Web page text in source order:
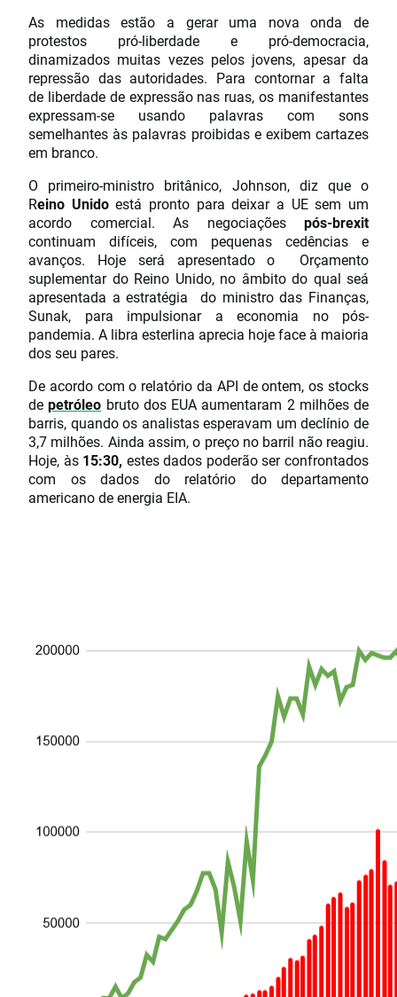
As medidas estão a gerar uma nova onda de
protestos pró-liberdade e pró-democracia,
dinamizados muitas vezes pelos jovens, apesar da
repressão das autoridades. Para contornar a falta
de liberdade de expressão nas ruas, os manifestantes
expressam-se usando palavras com sons
semelhantes às palavras proibidas e exibem cartazes
em branco.
O primeiro-ministro britânico, Johnson, diz que o
Reino Unidoestá pronto para deixar a UE sem um
acordo comercial. As negociações pós-brexit
continuam difíceis, com pequenas cedências e
avanços. Hoje será apresentado o Orçamento
suplementar do Reino Unido, no âmbito do qual seá
apresentada a estratégia do ministro das Finanças,
Sunak, para impulsionar a economia no pós-
pandemia. A libra esterlina aprecia hoje face à maioria
dos seu pares.
De acordo com o relatório da API de ontem, os stocks
depetróleo bruto dos EUA aumentaram 2 milhões de
barris, quando os analistas esperavam um declínio de
3,7 milhões. Ainda assim, o preço no barril não reagiu.
Hoje, às 15:30, estes dados poderão ser confrontados
com os dados do relatório do departamento
americano de energia EIA.